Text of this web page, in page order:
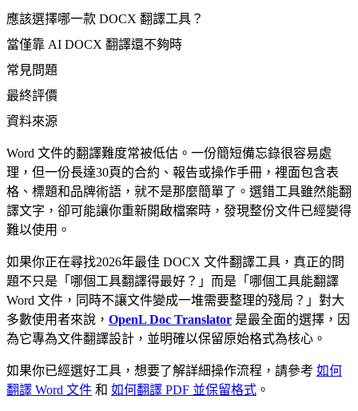
應該選擇哪一款 DOCX 翻譯工具？
當僅靠 AI DOCX 翻譯還不夠時
常見問題
最終評價
資料來源
Word 文件的翻譯難度常被低估。一份簡短備忘錄很容易處
理，但一份長達30頁的合約、報告或操作手冊，裡面包含表
格、標題和品牌術語，就不是那麼簡單了。選錯工具雖然能翻
譯文字，卻可能讓你重新開啟檔案時，發現整份文件已經變得
難以使用。
如果你正在尋找2026年最佳 DOCX 文件翻譯工具，真正的問
題不只是「哪個工具翻譯得最好？」而是「哪個工具能翻譯
Word 文件，同時不讓文件變成一堆需要整理的殘局？」對大
多數使用者來說， OpenL Doc Translator 是最全面的選擇，因
為它專為文件翻譯設計，並明確以保留原始格式為核心。
如果你已經選好工具，想要了解詳細操作流程，請參考 如何
翻譯 Word 文件 和 如何翻譯 PDF 並保留格式 。